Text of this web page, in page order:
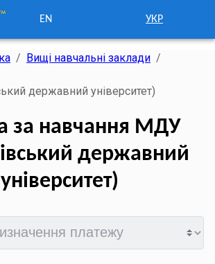
EN УКР
/ Вищі навчальні заклади /
державний університет)
за навчання МДУ
державний
університет)